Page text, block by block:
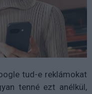
tud-e reklámokat
tenné ezt anélkül,